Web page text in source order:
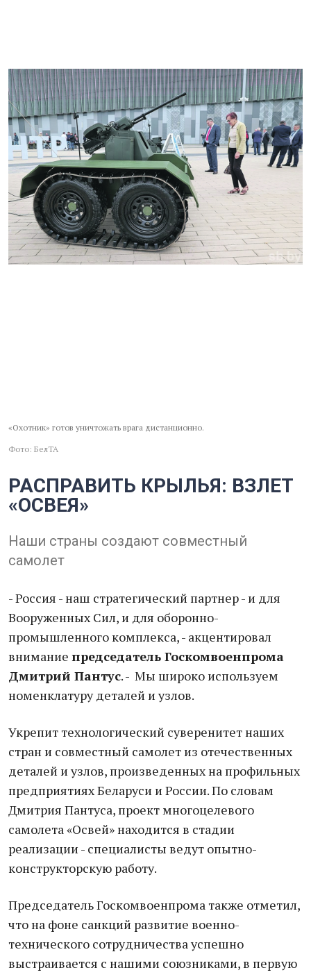
«Охотник» готов уничтожать врага дистанционно.
Фото: БелТА
РАСПРАВИТЬ КРЫЛЬЯ: ВЗЛЕТ
«ОСВЕЯ»
Наши страны создают совместный
самолет
- Россия - наш стратегический партнер - и для
Вооруженных Сил, и для оборонно-
промышленного комплекса, - акцентировал
внимание председатель Госкомвоенпрома
Дмитрий Пантус. - Мы широко используем
номенклатуру деталей и узлов.
Укрепит технологический суверенитет наших
стран и совместный самолет из отечественных
деталей и узлов, произведенных на профильных
предприятиях Беларуси и России. По словам
Дмитрия Пантуса, проект многоцелевого
самолета «Освей» находится в стадии
реализации - специалисты ведут опытно-
конструкторскую работу.
Председатель Госкомвоенпрома также отметил,
что на фоне санкций развитие военно-
технического сотрудничества успешно
выстраивается с нашими союзниками, в первую